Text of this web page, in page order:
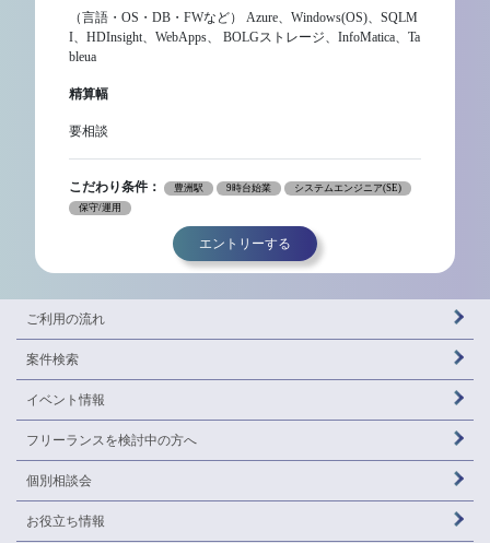
（言語・OS・DB・FWなど） Azure、Windows(OS)、SQLM
I、HDInsight、WebApps、 BOLGストレージ、InfoMatica、Ta
bleua
精算幅
要相談
こだわり条件： 豊洲駅 9時台始業
システムエンジニア(SE)
保守/運用
エントリーする
ご利用の流れ
案件検索
イベント情報
フリーランスを検討中の方へ
個別相談会
お役立ち情報